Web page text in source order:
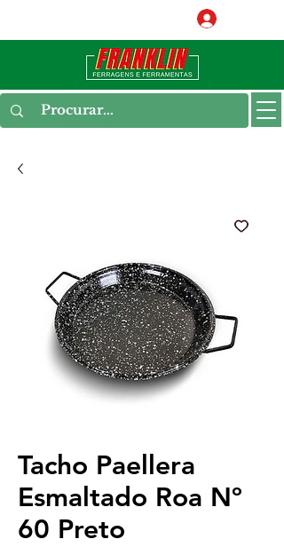
Tacho Paellera
Esmaltado Roa Nº
60 Preto